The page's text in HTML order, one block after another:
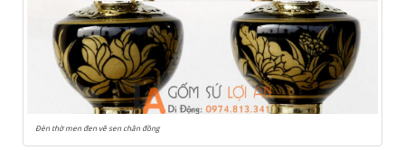
Đèn thờ men đen vẽ sen chân đồng